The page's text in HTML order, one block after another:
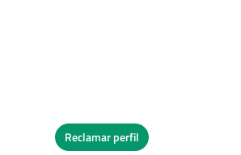
Reclamar perfil